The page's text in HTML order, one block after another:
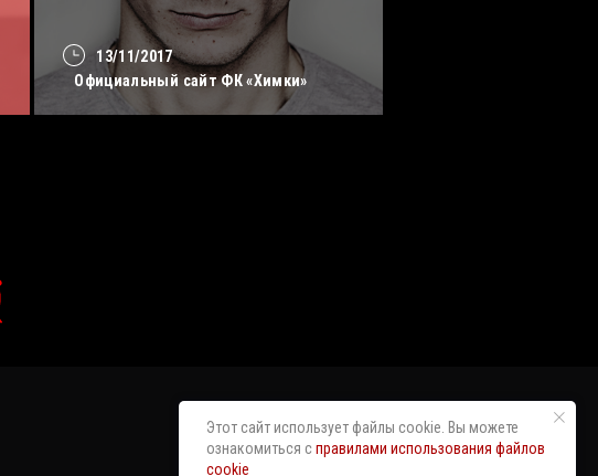
13/11/2017
Официальный сайт ФК «Химки»
Этот сайт использует файлы cookie. Вы можете
ознакомиться справилами использования файлов
cookie